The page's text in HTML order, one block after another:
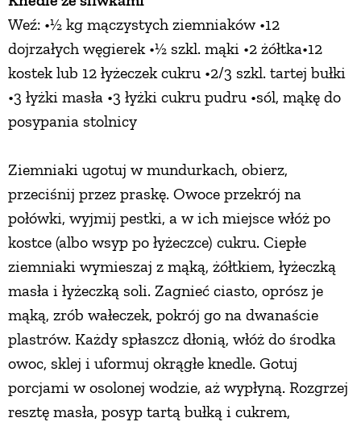
Weź: •½ kg mączystych ziemniaków •12
dojrzałych węgierek •½ szkl. mąki •2 żółtka•12
kostek lub 12 łyżeczek cukru •2/3 szkl. tartej bułki
•3 łyżki masła •3 łyżki cukru pudru •sól, mąkę do
posypania stolnicy
Ziemniaki ugotuj w mundurkach, obierz,
przeciśnij przez praskę. Owoce przekrój na
połówki, wyjmij pestki, a w ich miejsce włóż po
kostce (albo wsyp po łyżeczce) cukru. Ciepłe
ziemniaki wymieszaj z mąką, żółtkiem, łyżeczką
masła i łyżeczką soli. Zagnieć ciasto, oprósz je
mąką, zrób wałeczek, pokrój go na dwanaście
plastrów. Każdy spłaszcz dłonią, włóż do środka
owoc, sklej i uformuj okrągłe knedle. Gotuj
porcjami w osolonej wodzie, aż wypłyną. Rozgrzej
resztę masła, posyp tartą bułką i cukrem,